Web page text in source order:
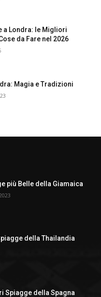
a Londra: le Migliori
da Fare nel 2026
Magia e Tradizioni
più Belle della Giamaica
della Thailandia
Spiagge della Spagna